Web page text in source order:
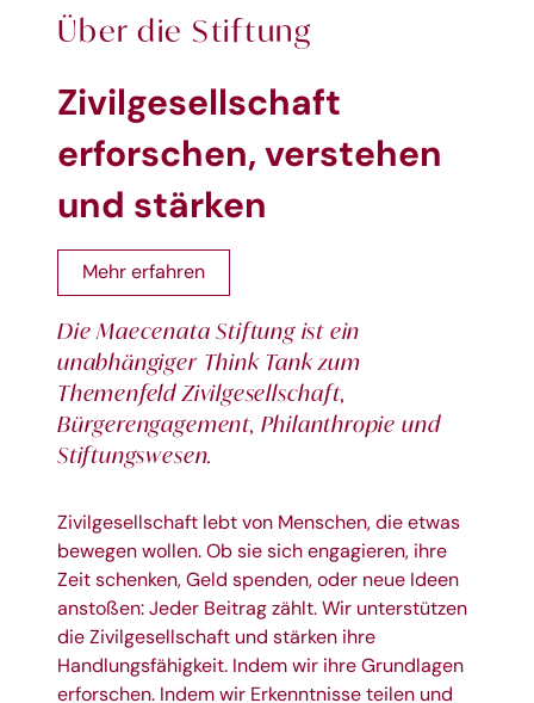
Über die Stiftung
Zivilgesellschaft
erforschen, verstehen
und stärken
Mehr erfahren
Die Maecenata Stiftung ist ein
unabhängiger Think Tank zum
Themenfeld Zivilgesellschaft,
Bürgerengagement, Philanthropie und
Stiftungswesen.
Zivilgesellschaft lebt von Menschen, die etwas
bewegen wollen. Ob sie sich engagieren, ihre
Zeit schenken, Geld spenden, oder neue Ideen
anstoßen: Jeder Beitrag zählt. Wir unterstützen
die Zivilgesellschaft und stärken ihre
Handlungsfähigkeit. Indem wir ihre Grundlagen
erforschen. Indem wir Erkenntnisse teilen und